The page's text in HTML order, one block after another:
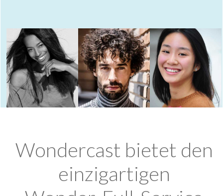
Wondercast bietet den
einzigartigen